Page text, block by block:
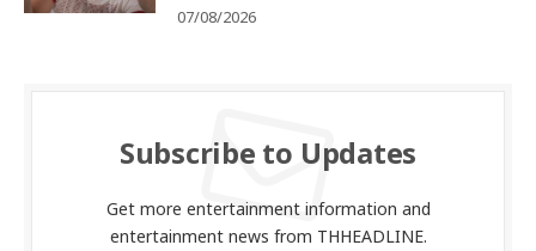
07/08/2026
Subscribe to Updates
Get more entertainment information and
entertainment news from THHEADLINE.